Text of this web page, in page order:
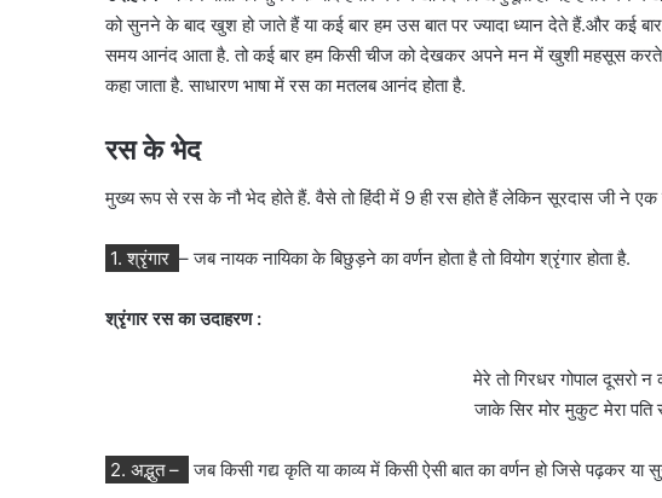
को सुनने के बाद खुश हो जाते हैं या कई बार हम उस बात पर ज्यादा ध्यान देते हैं.और कई
समय आनंद आता है. तो कई बार हम किसी चीज को देखकर अपने मन में खुशी महसूस
कहा जाता है. साधारण भाषा में रस का मतलब आनंद होता है.
रस के भेद
मुख्य रूप से रस के नौ भेद होते हैं. वैसे तो हिंदी में 9 ही रस होते हैं लेकिन सूरदास जी ने एक
1. श्रृंगार – जब नायक नायिका के बिछुड़ने का वर्णन होता है तो वियोग श्रृंगार होता है.
श्रृंगार रस का उदाहरण :
मेरे तो गिरधर गोपाल दूसरो न
जाके सिर मोर मुकुट मेरा पति
2. अद्भुत – जब किसी गद्य कृति या काव्य में किसी ऐसी बात का वर्णन हो जिसे पढ़कर या